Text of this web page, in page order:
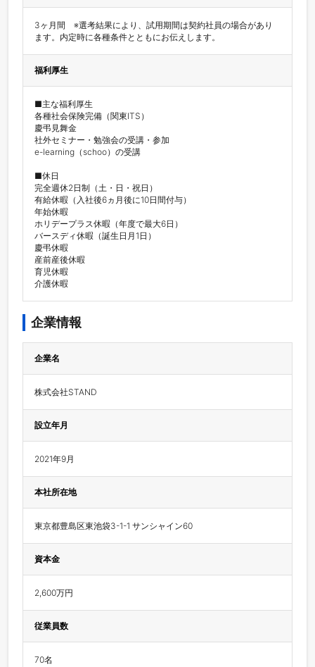
3ヶ月間　※選考結果により、試用期間は契約社員の場合があり
ます。内定時に各種条件とともにお伝えします。
福利厚生
■主な福利厚生
各種社会保険完備（関東ITS）
慶弔見舞金
社外セミナー・勉強会の受講・参加
e-learning（schoo）の受講
■休日
完全週休2日制（土・日・祝日）
有給休暇（入社後6ヵ月後に10日間付与）
年始休暇
ホリデープラス休暇（年度で最大6日）
バースディ休暇（誕生日月1日）
慶弔休暇
産前産後休暇
育児休暇
介護休暇
企業情報
企業名
株式会社STAND
設立年月
2021年9月
本社所在地
東京都豊島区東池袋3-1-1 サンシャイン60
資本金
2,600万円
従業員数
70名